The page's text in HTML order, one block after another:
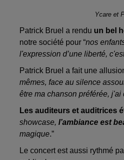
Ycare et
Patrick Bruel a rendu un bel
notre société pour “nos
l'expression d’une liberté,
Patrick Bruel a fait une
mêmes, face au silence
être ma chanson préférée, j'ai
Les auditeurs et auditrices
showcase, l’ambiance est
magique.”
Le concert est aussi rythmé